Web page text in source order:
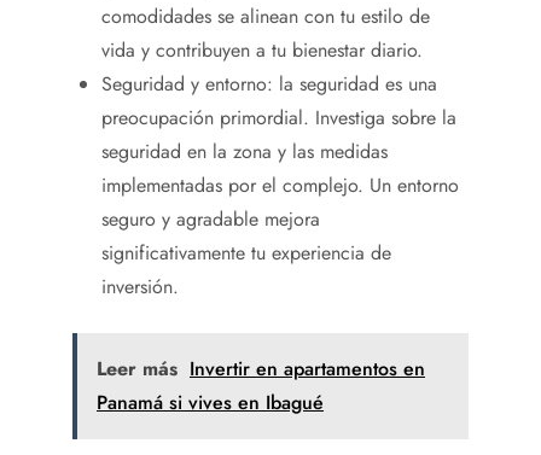
comodidades se alinean con tu estilo de
vida y contribuyen a tu bienestar diario.
Seguridad y entorno: la seguridad es una
preocupación primordial. Investiga sobre la
seguridad en la zona y las medidas
implementadas por el complejo. Un entorno
seguro y agradable mejora
significativamente tu experiencia de
inversión.
Leer más Invertir en apartamentos en
Panamá si vives en Ibagué